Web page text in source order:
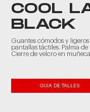
COOL
BLACK
Guantes cómodos y
pantallas táctiles. Palma
Cierre de velcro en
GUIA DE TALLES